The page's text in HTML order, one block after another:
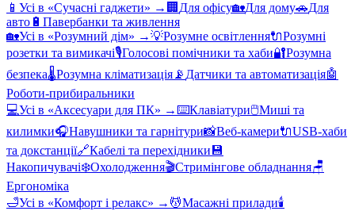
📱 Усі в «Сучасні гаджети» → 🏢 Для офісу🏡Для дому🚗Для
авто 🔋 Павербанки та живлення
🏡Усі в «Розумний дім» →💡Розумне освітлення🔌Розумні
розетки та вимикачі🎙️Голосові помічники та хаби🔐Розумна
безпека🌡️Розумна кліматизація 📡 Датчики та автоматизація🤖
Роботи-прибиральники
💻Усі в «Аксесуари для ПК» →⌨️Клавіатури🖱️Миші та
килимки🎧Навушники та гарнітури📸Веб-камери🔌USB-хаби
та докстанції🔗Кабелі та перехідники 💾
Накопичувачі❄️Охолодження🎬Стримінгове обладнання🪑
Ергономіка
🛁Усі в «Комфорт і релакс» → 💆Масажні прилади🕯️